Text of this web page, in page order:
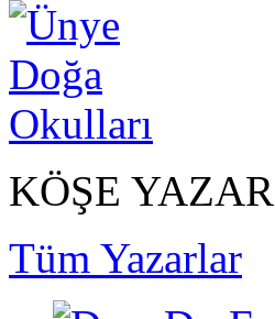
KÖŞE
Tüm Yazarlar